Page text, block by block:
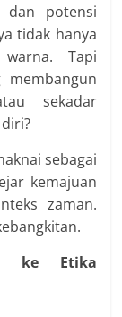
dan potensi
tidak hanya
Tapi
membangun
sekadar
sebagai
kemajuan
zaman.
ke Etika